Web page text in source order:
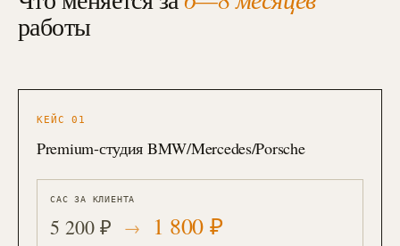
работы
КЕЙС01
Premium-студия BMW/Mercedes/Porsche
CAC ЗА КЛИЕНТА
5 200 ₽ 1 800 ₽